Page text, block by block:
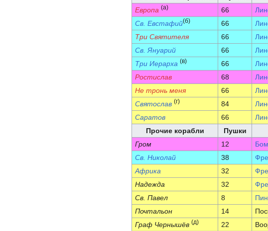
Европа (a) 66
Св. Евстафий(б) 66
Три Святителя
66
Св. Януарий
66
Три Иерарха (в) 66
Ростислав
68
Не тронь меня
66
Святослав (г) 84
Саратов
66
Прочие корабли
Пушки
Гром
12
Св. Николай
38
Африка
32
Надежда
32
Св. Павел
8
Почтальон
14
Граф Чернышёв (д) 22